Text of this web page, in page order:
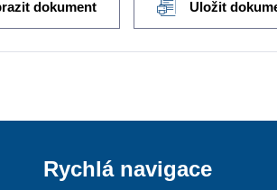
dokument Uložit
Rychlá navigace